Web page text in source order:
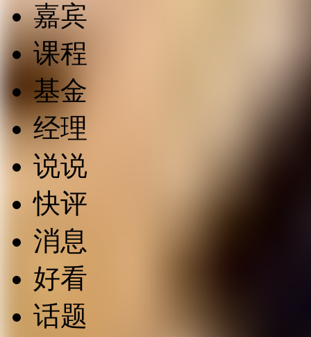
嘉宾
课程
基金
经理
说说
快评
消息
好看
话题